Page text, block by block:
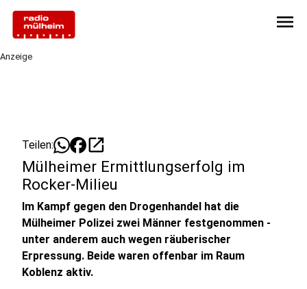
menu
Anzeige
Teilen: open_in_new
Mülheimer Ermittlungserfolg im
Rocker-Milieu
Im Kampf gegen den Drogenhandel hat die
Mülheimer Polizei zwei Männer festgenommen -
unter anderem auch wegen räuberischer
Erpressung. Beide waren offenbar im Raum
Koblenz aktiv.